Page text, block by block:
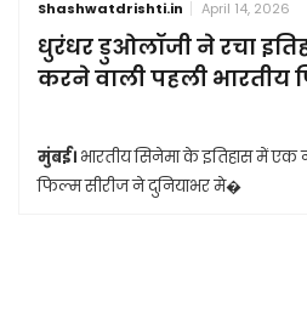
Shashwatdrishti.in April 14, 2026
धुरंधर डुओलॉजी ने रचा
करने वाली पहली भारतीय
मुंबई। भारतीय सिनेमा के इतिहास में एक
फिल्म सीरीज ने दुनियाभर मे�